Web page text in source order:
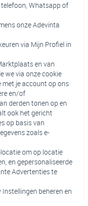
Whatsapp of
onze Adevinta
via Mijn Profiel in
en van
we via onze cookie
je account op ons
en/of
derden tonen op en
ook het gericht
op basis van
zoals e-
om op locatie
en gepersonaliseerde
Advertenties te
beheren en